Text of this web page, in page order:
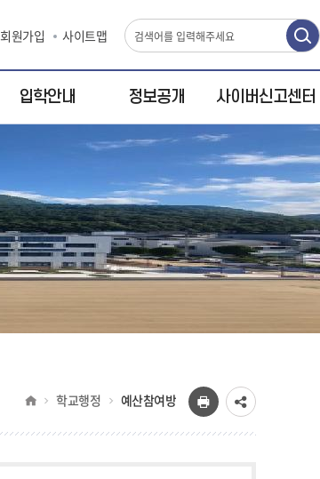
회원가입 사이트맵
입학안내 정보공개
정보목록바로
가기
사이버신고센터
사이버신고센
터
성고충 상담 및
신고
학교행정 예산참여방